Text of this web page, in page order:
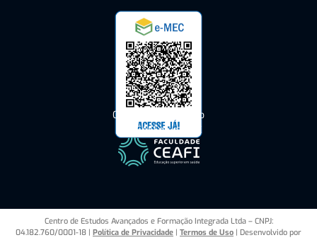
Consulte o Cadastro
do CEAFI no e-MEC
Centro de Estudos Avançados e Formação Integrada Ltda – CNPJ:
04.182.760/0001-18 | Política de Privacidade | Termos de Uso | Desenvolvido por